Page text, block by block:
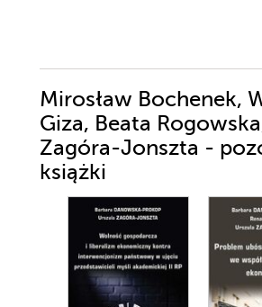
Mirosław Bochenek,
Giza, Beata
Zagóra-Jonszta -
książki